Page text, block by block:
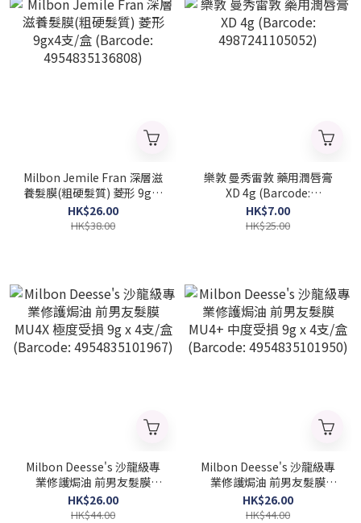
Milbon Jemile Fran 深層滋
養髮膜(粗硬髮質) 菱形 9gx4
支/盒 (Barcode:
4954835136808)
HK$26.00
HK$38.00
樂敦 曼秀雷敦 藥用潤唇膏
XD 4g (Barcode:
4987241105052)
HK$7.00
HK$25.00
Milbon Deesse's 沙龍級專
業修護焗油 前男友髮膜
MU4X 極度受損 9g x 4支/盒
(Barcode: 4954835101967)
HK$26.00
HK$44.00
Milbon Deesse's 沙龍級專
業修護焗油 前男友髮膜
MU4+ 中度受損 9g x 4支/盒
(Barcode: 4954835101950)
HK$26.00
HK$44.00